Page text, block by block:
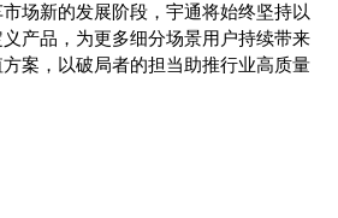
场新的发展阶段，宇通将始终坚持以
产品，为更多细分场景用户持续带来
案，以破局者的担当助推行业高质量